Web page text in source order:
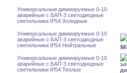
Универсальные диммируемые 0-10
аварийные с БАП-3 светодиодные
светильники IP54 Холодные
Универсальные диммируемые 0-10
аварийные с БАП-3 светодиодные
светильники IP54 Нейтральные
Универсальные диммируемые 0-10
аварийные с БАП-3 светодиодные
светильники IP54 Теплые